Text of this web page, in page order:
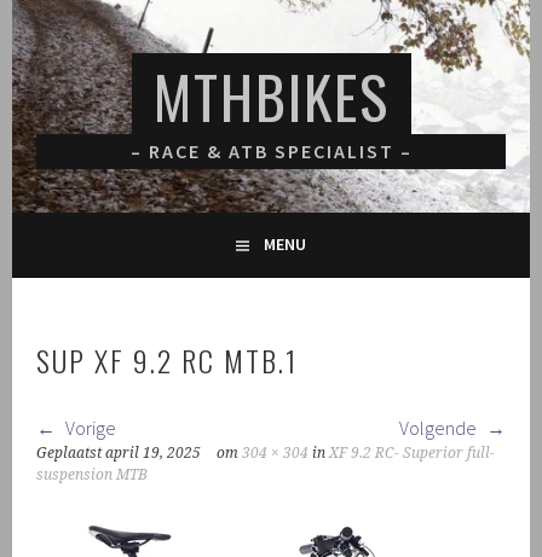
Spring
naar
inhoud
MTHBIKES
– RACE & ATB SPECIALIST –
MENU
SUP XF 9.2 RC MTB.1
Vorige Volgende
Geplaatstapril 19, 2025 om304 × 304 inXF 9.2 RC- Superior full-
suspension MTB